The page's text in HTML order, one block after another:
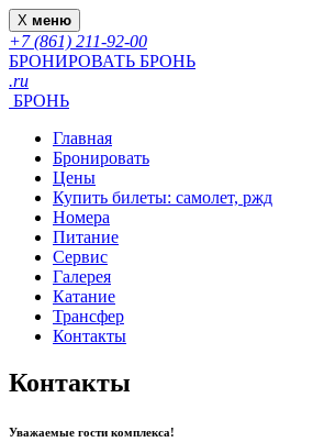
X меню
+7 (861) 211-92-00
БРОНИРОВАТЬ БРОНЬ
.ru
БРОНЬ
Главная
Бронировать
Цены
Купить билеты: самолет, ржд
Номера
Питание
Сервис
Галерея
Катание
Трансфер
Контакты
Контакты
Уважаемые гости комплекса!